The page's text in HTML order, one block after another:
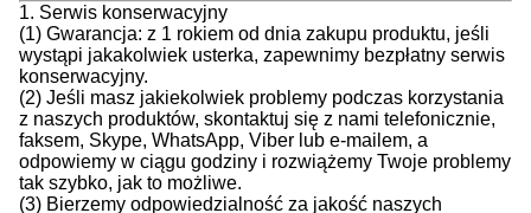
1. Serwis konserwacyjny
(1) Gwarancja: z 1 rokiem od dnia zakupu produktu, jeśli
wystąpi jakakolwiek usterka, zapewnimy bezpłatny serwis
konserwacyjny.
(2) Jeśli masz jakiekolwiek problemy podczas korzystania
z naszych produktów, skontaktuj się z nami telefonicznie,
faksem, Skype, WhatsApp, Viber lub e-mailem, a
odpowiemy w ciągu godziny i rozwiążemy Twoje problemy
tak szybko, jak to możliwe.
(3) Bierzemy odpowiedzialność za jakość naszych